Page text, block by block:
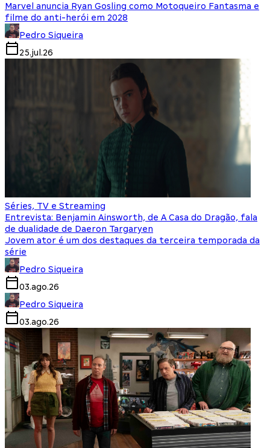
Marvel anuncia Ryan Gosling como Motoqueiro Fantasma e
filme do anti-herói em 2028
Pedro Siqueira
25.jul.26
Séries, TV e Streaming
Entrevista: Benjamin Ainsworth, de A Casa do Dragão, fala
de dualidade de Daeron Targaryen
Jovem ator é um dos destaques da terceira temporada da
série
Pedro Siqueira
03.ago.26
Pedro Siqueira
03.ago.26